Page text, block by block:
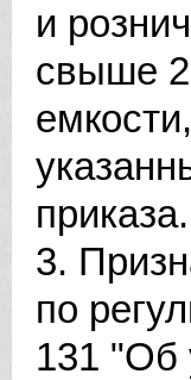
и
свыше
приказа.
3.
по
131 "Об